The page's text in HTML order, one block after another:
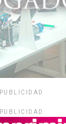
PUBLICIDAD
PUBLICIDAD